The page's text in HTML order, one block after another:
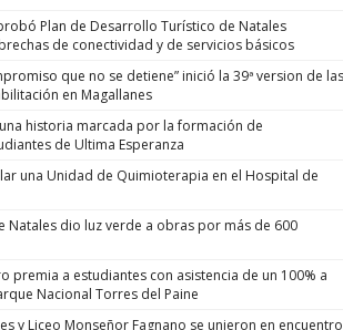
Plan de Desarrollo Turístico de Natales
de conectividad y de servicios básicos
que no se detiene” inició la 39ª version de las
en Magallanes
historia marcada por la formación de
de Ultima Esperanza
una Unidad de Quimioterapia en el Hospital de
Natales dio luz verde a obras por más de 600
premia a estudiantes con asistencia de un 100% a
Nacional Torres del Paine
y Liceo Monseñor Fagnano se unieron en encuentro